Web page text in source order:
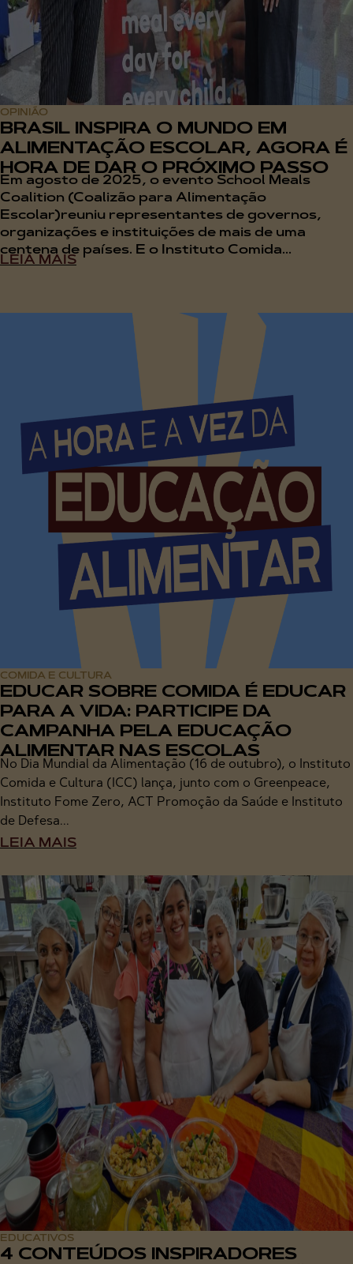
OPINIÃO
BRASIL INSPIRA O MUNDO EM
ALIMENTAÇÃO ESCOLAR, AGORA É
HORA DE DAR O PRÓXIMO PASSO
Em agosto de 2025, o evento School Meals
Coalition (Coalizão para Alimentação
Escolar)reuniu representantes de governos,
organizações e instituições de mais de uma
centena de países. E o Instituto Comida...
LEIA MAIS
COMIDA E CULTURA
EDUCAR SOBRE COMIDA É EDUCAR
PARA A VIDA: PARTICIPE DA
CAMPANHA PELA EDUCAÇÃO
ALIMENTAR NAS ESCOLAS
No Dia Mundial da Alimentação (16 de outubro), o Instituto
Comida e Cultura (ICC) lança, junto com o Greenpeace,
Instituto Fome Zero, ACT Promoção da Saúde e Instituto
de Defesa...
LEIA MAIS
EDUCATIVOS
4 CONTEÚDOS INSPIRADORES